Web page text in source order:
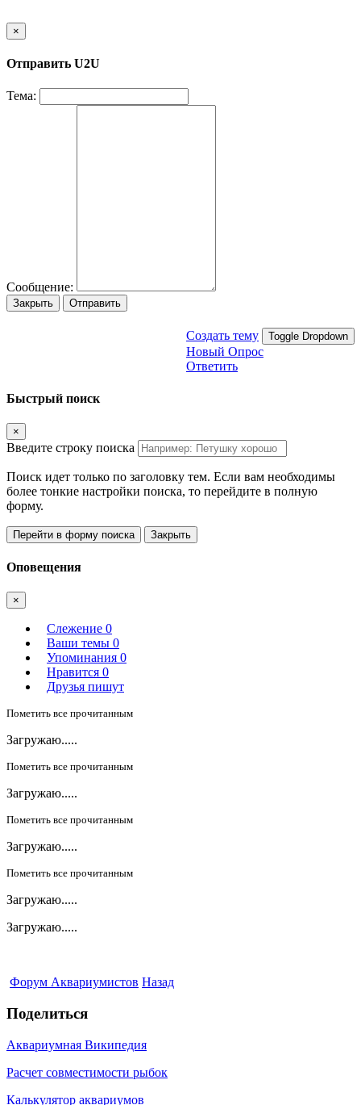
×
Отправить U2U
Тема:
Сообщение:
Закрыть Отправить
Создать тему Toggle Dropdown
Новый Опрос
Ответить
Быстрый поиск
×
Введите строку поиска
Поиск идет только по заголовку тем. Если вам необходимы
более тонкие настройки поиска, то перейдите в полную
форму.
Перейти в форму поиска Закрыть
Оповещения
×
Слежение 0
Ваши темы 0
Упоминания 0
Нравится 0
Друзья пишут
Пометить все прочитанным
Загружаю.....
Пометить все прочитанным
Загружаю.....
Пометить все прочитанным
Загружаю.....
Пометить все прочитанным
Загружаю.....
Загружаю.....
Форум Аквариумистов Назад
Поделиться
Аквариумная Википедия
Расчет совместимости рыбок
Калькулятор аквариумов